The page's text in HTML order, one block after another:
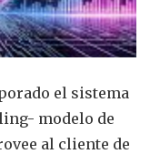
el sistema
modelo de
al cliente de